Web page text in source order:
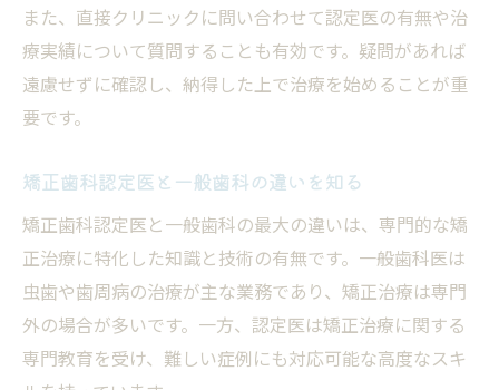
また、直接クリニックに問い合わせて認定医の有無や治
療実績について質問することも有効です。疑問があれば
遠慮せずに確認し、納得した上で治療を始めることが重
要です。
矯正歯科認定医と一般歯科の違いを知る
矯正歯科認定医と一般歯科の最大の違いは、専門的な矯
正治療に特化した知識と技術の有無です。一般歯科医は
虫歯や歯周病の治療が主な業務であり、矯正治療は専門
外の場合が多いです。一方、認定医は矯正治療に関する
専門教育を受け、難しい症例にも対応可能な高度なスキ